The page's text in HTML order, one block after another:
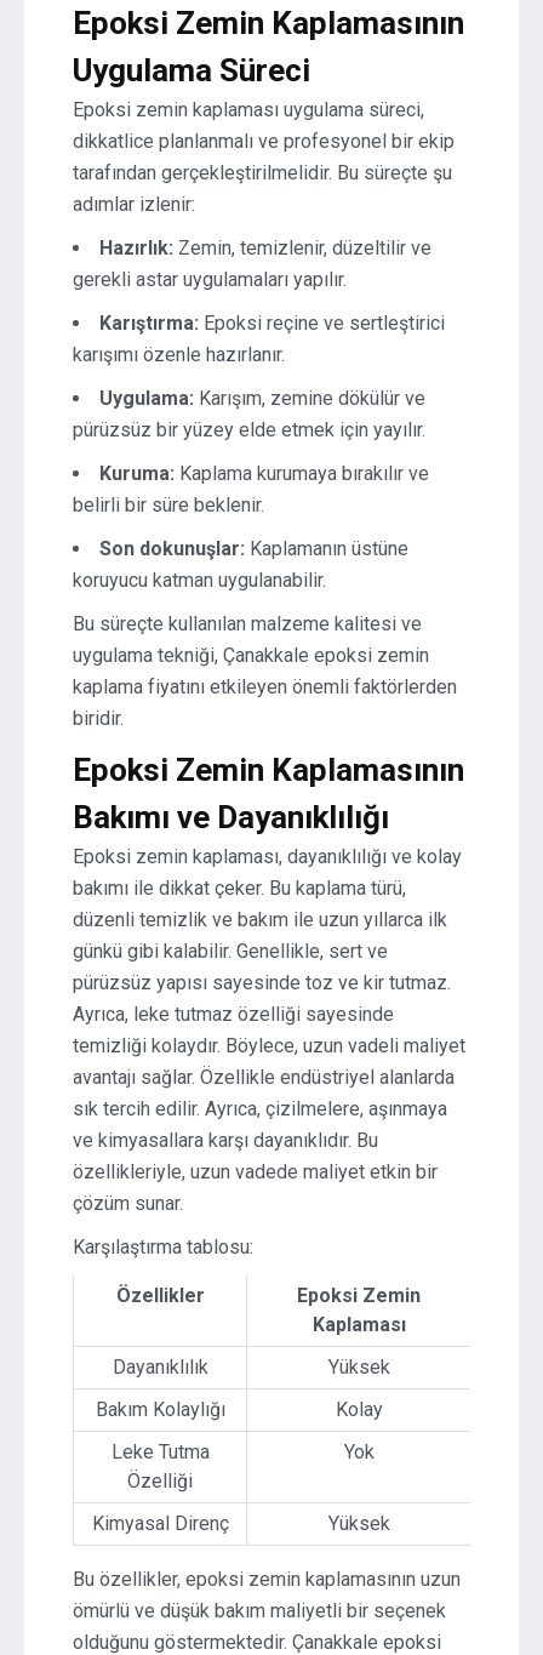
Epoksi Zemin Kaplamasının
Uygulama Süreci
Epoksi zemin kaplaması uygulama süreci,
dikkatlice planlanmalı ve profesyonel bir ekip
tarafından gerçekleştirilmelidir. Bu süreçte şu
adımlar izlenir:
Hazırlık: Zemin, temizlenir, düzeltilir ve
gerekli astar uygulamaları yapılır.
Karıştırma: Epoksi reçine ve sertleştirici
karışımı özenle hazırlanır.
Uygulama: Karışım, zemine dökülür ve
pürüzsüz bir yüzey elde etmek için yayılır.
Kuruma: Kaplama kurumaya bırakılır ve
belirli bir süre beklenir.
Son dokunuşlar: Kaplamanın üstüne
koruyucu katman uygulanabilir.
Bu süreçte kullanılan malzeme kalitesi ve
uygulama tekniği, Çanakkale epoksi zemin
kaplama fiyatını etkileyen önemli faktörlerden
biridir.
Epoksi Zemin Kaplamasının
Bakımı ve Dayanıklılığı
Epoksi zemin kaplaması, dayanıklılığı ve kolay
bakımı ile dikkat çeker. Bu kaplama türü,
düzenli temizlik ve bakım ile uzun yıllarca ilk
günkü gibi kalabilir. Genellikle, sert ve
pürüzsüz yapısı sayesinde toz ve kir tutmaz.
Ayrıca, leke tutmaz özelliği sayesinde
temizliği kolaydır. Böylece, uzun vadeli maliyet
avantajı sağlar. Özellikle endüstriyel alanlarda
sık tercih edilir. Ayrıca, çizilmelere, aşınmaya
ve kimyasallara karşı dayanıklıdır. Bu
özellikleriyle, uzun vadede maliyet etkin bir
çözüm sunar.
Karşılaştırma tablosu:
Özellikler
Epoksi Zemin
Kaplaması
Dayanıklılık
Yüksek
Bakım Kolaylığı
Kolay
Leke Tutma
Özelliği
Yok
Kimyasal Direnç Yüksek
Bu özellikler, epoksi zemin kaplamasının uzun
ömürlü ve düşük bakım maliyetli bir seçenek
olduğunu göstermektedir. Çanakkale epoksi